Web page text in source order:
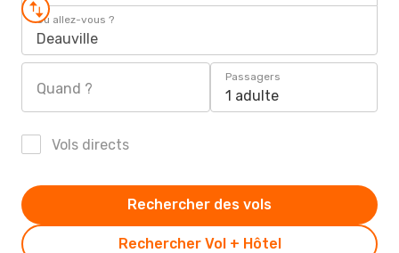
Où allez-vous ?
Deauville
Quand ?
Passagers
1 adulte
Vols directs
Rechercher Vol + Hôtel
Rechercher des vols